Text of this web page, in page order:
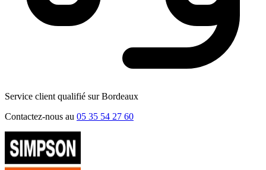
Service client qualifié sur Bordeaux
Contactez-nous au 05 35 54 27 60